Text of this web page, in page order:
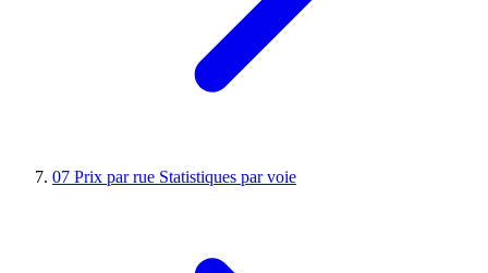
07 Prix par rue Statistiques par voie